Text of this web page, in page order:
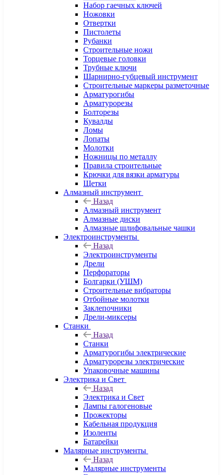
Набор гаечных ключей
Ножовки
Отвертки
Пистолеты
Рубанки
Строительные ножи
Торцевые головки
Трубные ключи
Шарнирно-губцевый инструмент
Строительные маркеры разметочные
Арматурогибы
Арматурорезы
Болторезы
Кувалды
Ломы
Лопаты
Молотки
Ножницы по металлу
Правила строительные
Крючки для вязки арматуры
Щетки
Алмазный инструмент
Назад
Алмазный инструмент
Алмазные диски
Алмазные шлифовальные чашки
Электроинструменты
Назад
Электроинструменты
Дрели
Перфораторы
Болгарки (УШМ)
Строительные вибраторы
Отбойные молотки
Заклепочники
Дрели-миксеры
Станки
Назад
Станки
Арматурогибы электрические
Арматурорезы электрические
Упаковочные машины
Электрика и Свет
Назад
Электрика и Свет
Лампы галогеновые
Прожекторы
Кабельная продукция
Изоленты
Батарейки
Малярные инструменты
Назад
Малярные инструменты